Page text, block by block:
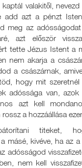
valakitől,
add azt a pénzt
meg az
azt először
tette Jézus Istent a
nem akarja a
a császárnak,
hogy mit szeretnél
adóssága van,
azt kell
a hozzáállása
titeket,
másé, kivéve, ha az
adósságod
nem kell